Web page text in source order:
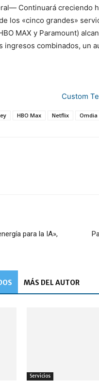
Continuará creciendo
los «cinco grandes»
MAX y Paramount)
ingresos combinados, un
HBO Max Netflix Omdia
para la IA»,
MÁS DEL AUTOR
Servicios